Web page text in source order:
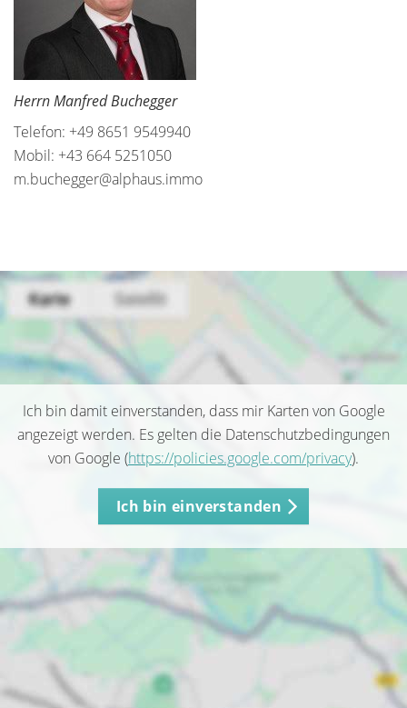
Herrn Manfred Buchegger
Telefon: +49 8651 9549940
Mobil: +43 664 5251050
m.buchegger@alphaus.immo
Ich bin damit einverstanden, dass mir Karten von Google
angezeigt werden. Es gelten die Datenschutzbedingungen
von Google (https://policies.google.com/privacy).
Ich bin einverstanden